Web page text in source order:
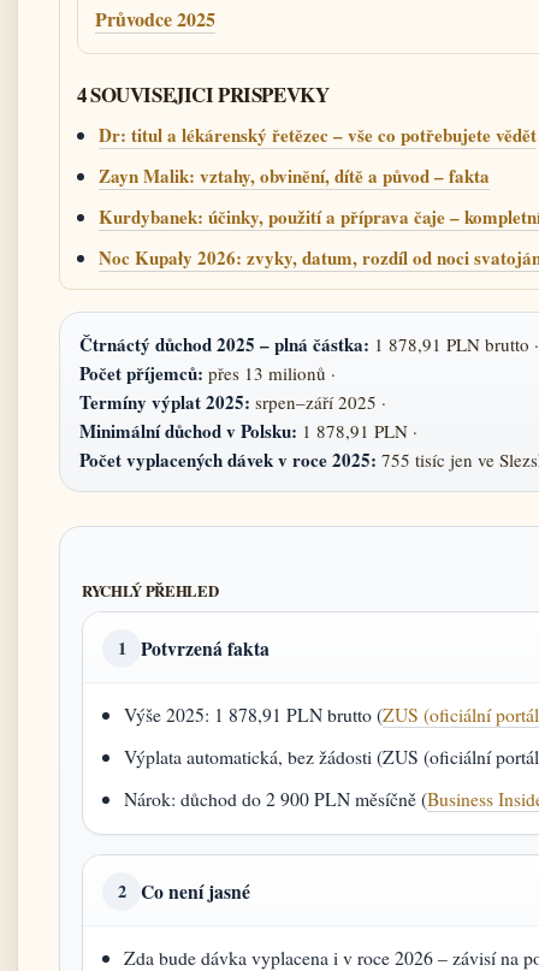
Průvodce 2025
4 SOUVISEJICI PRISPEVKY
Dr: titul a lékárenský řetězec – vše co potřebujete vědět
Zayn Malik: vztahy, obvinění, dítě a původ – fakta
Kurdybanek: účinky, použití a příprava čaje –
Noc Kupały 2026: zvyky, datum, rozdíl od noci
Čtrnáctý důchod 2025 – plná částka: 1 878,91 PLN brutto ·
Počet příjemců: přes 13 milionů ·
Termíny výplat 2025: srpen–září 2025 ·
Minimální důchod v Polsku: 1 878,91 PLN ·
Počet vyplacených dávek v roce 2025: 755 tisíc jen ve
RYCHLÝ PŘEHLED
1 Potvrzená fakta
Výše 2025: 1 878,91 PLN brutto (ZUS (oficiální
Výplata automatická, bez žádosti (ZUS (oficiální
Nárok: důchod do 2 900 PLN měsíčně (Business
2 Co není jasné
Zda bude dávka vyplacena i v roce 2026 – závisí na